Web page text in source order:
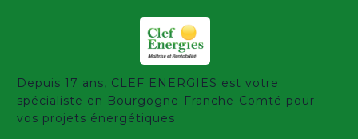
Depuis 17 ans, CLEF ENERGIES est votre
spécialiste en Bourgogne-Franche-Comté pour
vos projets énergétiques